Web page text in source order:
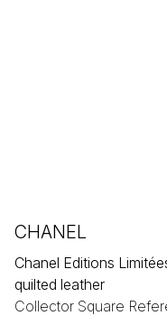
CHANEL
Chanel Editions
quilted leather
Collector Square